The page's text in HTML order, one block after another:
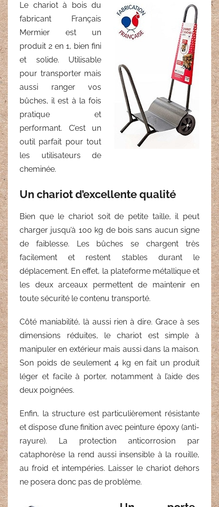
Le chariot à bois du
fabricant Français
Mermier est un
produit 2 en 1, bien fini
et solide. Utilisable
pour transporter mais
aussi ranger vos
bûches, il est à la fois
pratique et
performant. C’est un
outil parfait pour tout
les utilisateurs de
cheminée.
Un chariot d’excellente qualité
Bien que le chariot soit de petite taille, il peut
charger jusqu’à 100 kg de bois sans aucun signe
de faiblesse. Les bûches se chargent très
facilement et restent stables durant le
déplacement. En effet, la plateforme métallique et
les deux arceaux permettent de maintenir en
toute sécurité le contenu transporté.
Côté maniabilité, là aussi rien à dire. Grace à ses
dimensions réduites, le chariot est simple à
manipuler en extérieur mais aussi dans la maison.
Son poids de seulement 4 kg en fait un produit
léger et facile à porter, notamment à l’aide des
deux poignées.
Enfin, la structure est particulièrement résistante
et dispose d’une finition avec peinture époxy (anti-
rayure). La protection anticorrosion par
cataphorèse la rend aussi insensible à la rouille,
au froid et intempéries. Laisser le chariot dehors
ne posera donc pas de problème.